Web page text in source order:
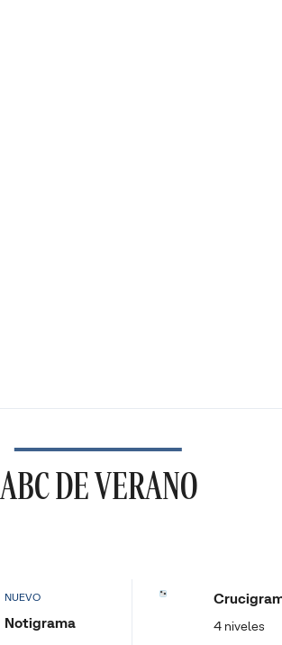
ABC DE VERANO
NUEVO
Notigrama 4 niveles